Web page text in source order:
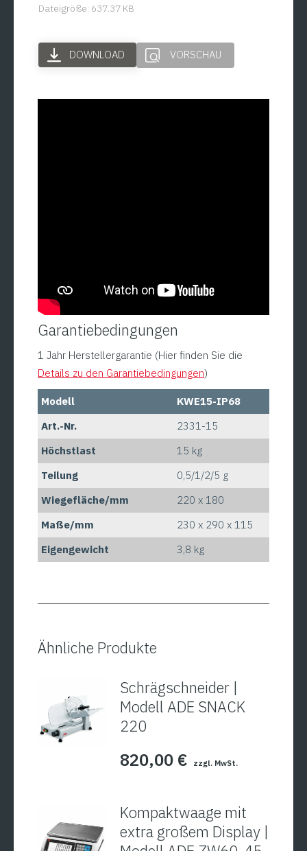
Dateigröße: 637.37 KB
DOWNLOAD VORSCHAU
Garantiebedingungen
1 Jahr Herstellergarantie (Hier finden Sie die
Details zu den Garantiebedingungen)
Modell
KWE15-IP68
Art.-Nr.
2331-15
Höchstlast
15 kg
Teilung
0,5/1/2/5 g
Wiegefläche/mm
220 x 180
Maße/mm
230 x 290 x 115
Eigengewicht
3,8 kg
Ähnliche Produkte
Schrägschneider |
Modell ADE SNACK
220
820,00 € zzgl. MwSt.
Kompaktwaage mit
extra großem Display |